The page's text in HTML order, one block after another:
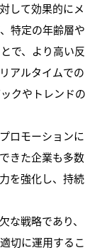
して効果的にメ
特定の年齢層や
で、より高い反
アルタイムでの
クやトレンドの
ロモーションに
きた企業も多数
を強化し、持続
な戦略であり、
切に運用するこ